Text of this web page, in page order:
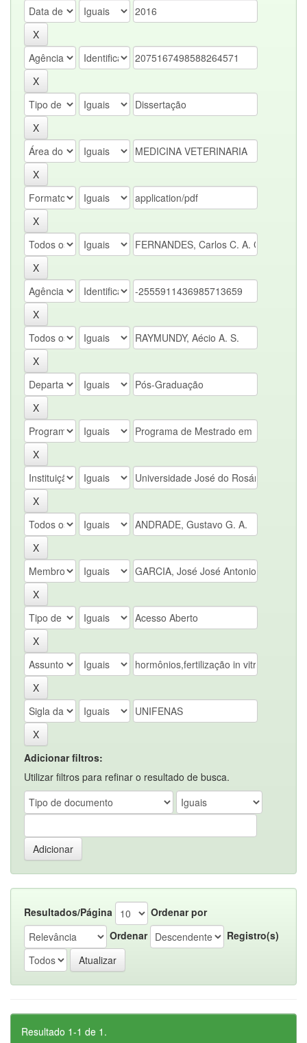
Adicionar filtros:
Utilizar filtros para refinar o resultado de busca.
Resultados/Página
Ordenar por
Ordenar
Registro(s)
Resultado 1-1 de 1.